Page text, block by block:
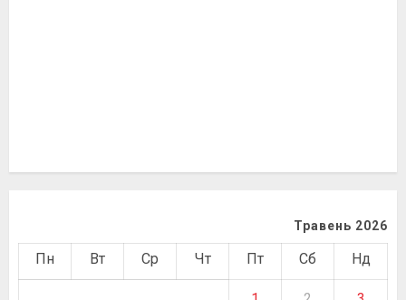
Травень 2026
Пн Вт Ср Чт Пт Сб Нд